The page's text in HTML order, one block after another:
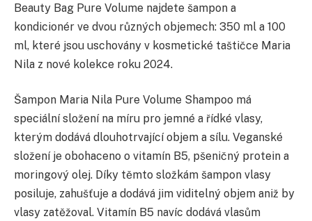
Beauty Bag Pure Volume najdete šampon a
kondicionér ve dvou různých objemech: 350 ml a 100
ml, které jsou uschovány v kosmetické taštičce Maria
Nila z nové kolekce roku 2024.
Šampon Maria Nila Pure Volume Shampoo má
speciální složení na míru pro jemné a řídké vlasy,
kterým dodává dlouhotrvající objem a sílu. Veganské
složení je obohaceno o vitamín B5, pšeničný protein a
moringový olej. Díky těmto složkám šampon vlasy
posiluje, zahušťuje a dodává jim viditelný objem aniž by
vlasy zatěžoval. Vitamín B5 navíc dodává vlasům